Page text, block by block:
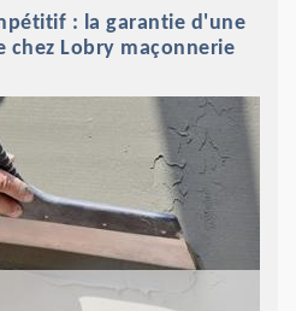
: la garantie d'une
Lobry maçonnerie